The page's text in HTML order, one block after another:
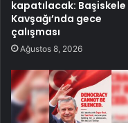
kapatılacak: Başiskele
Kavşağı’nda gece
çalışması
Ağustos 8, 2026